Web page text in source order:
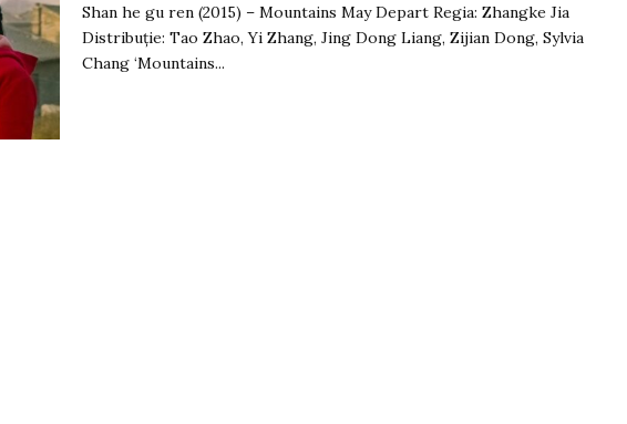
Shan he gu ren (2015) – Mountains May Depart Regia: Zhangke Jia
Distribuție: Tao Zhao, Yi Zhang, Jing Dong Liang, Zijian Dong, Sylvia
Chang ‘Mountains...